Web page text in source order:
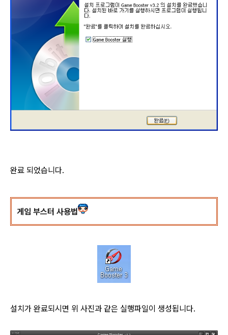
완료 되었습니다.
게임 부스터 사용법
설치가 완료되시면 위 사진과 같은 실행파일이 생성됩니다.